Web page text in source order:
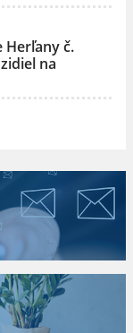
Herľany č.
na